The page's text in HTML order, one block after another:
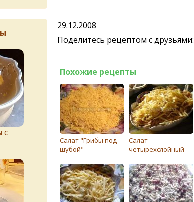
29.12.2008
Поделитесь рецептом с друзьями:
Похожие рецепты
Салат "Грибы под
шубой"
Салат
четырехслойный
с